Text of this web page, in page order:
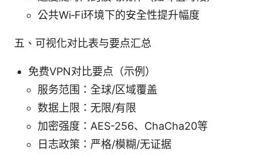
公共Wi‑Fi环境下的安全性提升幅度
五、可视化对比表与要点汇总
免费VPN对比要点（示例）
服务范围：全球/区域覆盖
数据上限：无限/有限
加密强度：AES-256、ChaCha20等
日志政策：严格/模糊/无证据